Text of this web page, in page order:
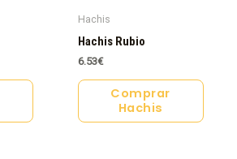
Hachis
Hachis Rubio
6.53€
Comprar
Hachis